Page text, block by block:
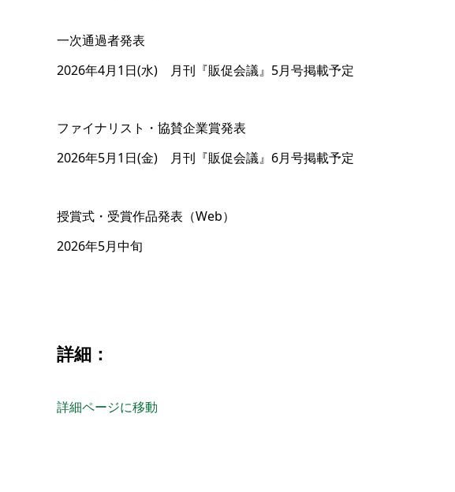
一次通過者発表
2026年4月1日(水) 月刊『販促会議』5月号掲載予定
ファイナリスト・協賛企業賞発表
2026年5月1日(金) 月刊『販促会議』6月号掲載予定
授賞式・受賞作品発表（Web）
2026年5月中旬
詳細：
詳細ページに移動